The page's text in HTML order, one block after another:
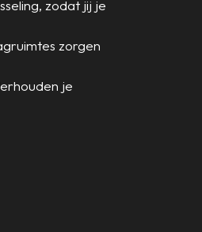
zodat jij je
zorgen
je